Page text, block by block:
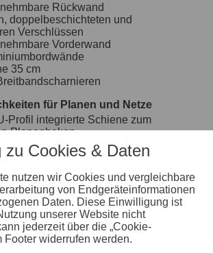
Rückwand
doppelbeschichteten und
Verschlüssen
Vorderwand
35 cm
für Planen und Netze
Profil integrierte Schiene zum
Planenhaken
rutschhemmender und wasserfester
zu Cookies & Daten
nutzen wir Cookies und vergleichbare
von Endgeräteinformationen
Daten. Diese Einwilligung ist
unserer Website nicht
jederzeit über die „Cookie-
Footer widerrufen werden.